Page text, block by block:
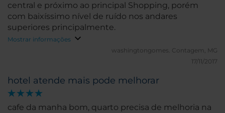
central e próximo ao principal Shopping, porém
com baixíssimo nível de ruído nos andares
superiores principalmente.
Mostrar informações
washingtongomes. Contagem, MG
17/11/2017
hotel atende mais pode melhorar
cafe da manha bom, quarto precisa de melhoria na